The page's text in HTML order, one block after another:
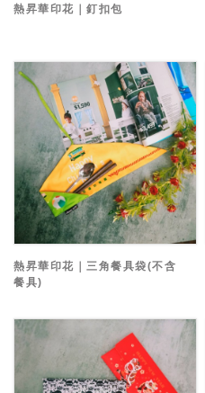
熱昇華印花｜釘扣包
熱昇華印花｜三角餐具袋(不含
餐具)